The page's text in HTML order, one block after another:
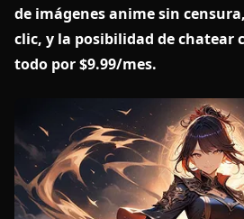
de imágenes anime sin
clic, y la posibilidad de chatear
todo por $9.99/mes.